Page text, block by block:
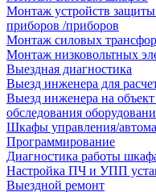
Монтаж устройств
приборов /приборов
Монтаж силовых
Монтаж низковольтных
Выездная диагностика
Выезд инженера для
Выезд инженера на объект
обследования
Шкафы управления/
Программирование
Диагностика работы
Настройка ПЧ и УПП
Выездной ремонт